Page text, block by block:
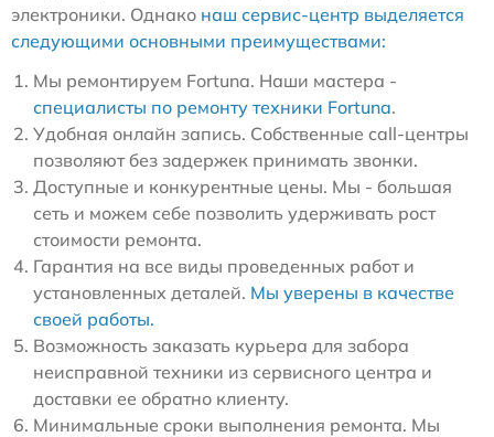
электроники. Однако наш сервис-центр выделяется
следующими основными преимуществами:
Мы ремонтируем Fortuna. Наши мастера -
специалисты по ремонту техники Fortuna.
Удобная онлайн запись. Собственные call-центры
позволяют без задержек принимать звонки.
Доступные и конкурентные цены. Мы - большая
сеть и можем себе позволить удерживать рост
стоимости ремонта.
Гарантия на все виды проведенных работ и
установленных деталей. Мы уверены в качестве
своей работы.
Возможность заказать курьера для забора
неисправной техники из сервисного центра и
доставки ее обратно клиенту.
Минимальные сроки выполнения ремонта. Мы